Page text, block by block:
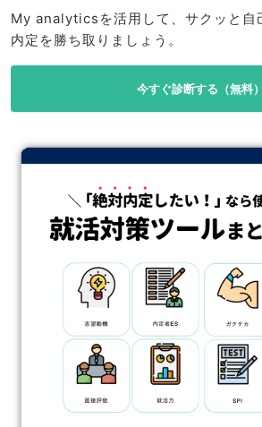
My analyticsを活用して、サクッと自
内定を勝ち取りましょう。
今すぐ診断する（無料）